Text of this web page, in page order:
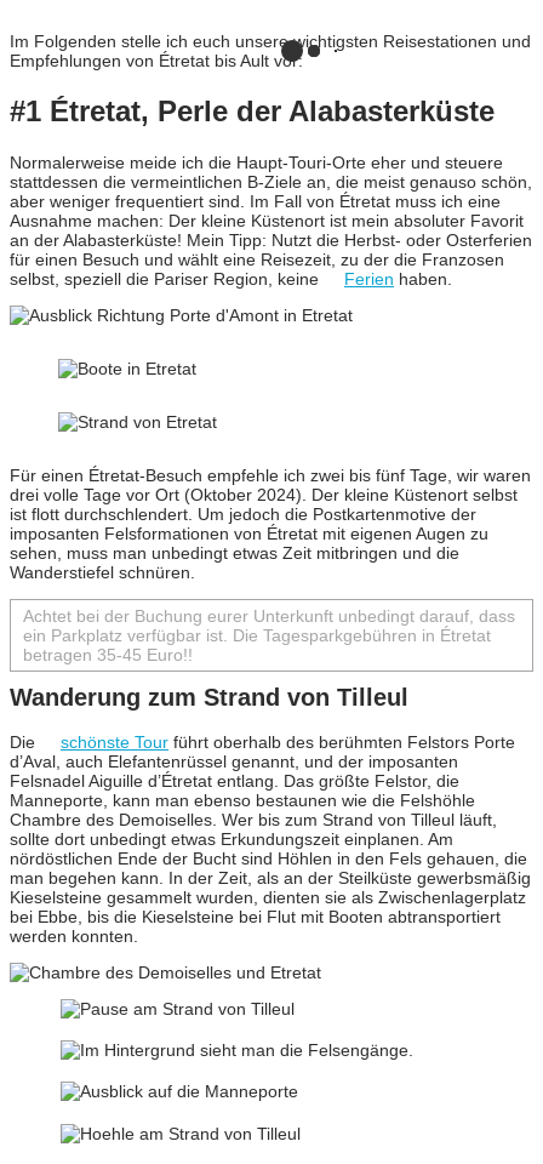
Im Folgenden stelle ich euch unsere wichtigsten Reisestationen und
Empfehlungen von Étretat bis Ault vor:
#1 Étretat, Perle der Alabasterküste
Normalerweise meide ich die Haupt-Touri-Orte eher und steuere
stattdessen die vermeintlichen B-Ziele an, die meist genauso schön,
aber weniger frequentiert sind. Im Fall von Étretat muss ich eine
Ausnahme machen: Der kleine Küstenort ist mein absoluter Favorit
an der Alabasterküste! Mein Tipp: Nutzt die Herbst- oder Osterferien
für einen Besuch und wählt eine Reisezeit, zu der die Franzosen
selbst, speziell die Pariser Region, keine
Ferien haben.
Für einen Étretat-Besuch empfehle ich zwei bis fünf Tage, wir waren
drei volle Tage vor Ort (Oktober 2024). Der kleine Küstenort selbst
ist flott durchschlendert. Um jedoch die Postkartenmotive der
imposanten Felsformationen von Étretat mit eigenen Augen zu
sehen, muss man unbedingt etwas Zeit mitbringen und die
Wanderstiefel schnüren.
Achtet bei der Buchung eurer Unterkunft unbedingt darauf, dass
ein Parkplatz verfügbar ist. Die Tagesparkgebühren in Étretat
betragen 35-45 Euro!!
Wanderung zum Strand von Tilleul
Die schönste Tour führt oberhalb des berühmten Felstors Porte
d’Aval, auch Elefantenrüssel genannt, und der imposanten
Felsnadel Aiguille d’Étretat entlang. Das größte Felstor, die
Manneporte, kann man ebenso bestaunen wie die Felshöhle
Chambre des Demoiselles. Wer bis zum Strand von Tilleul läuft,
sollte dort unbedingt etwas Erkundungszeit einplanen. Am
nördöstlichen Ende der Bucht sind Höhlen in den Fels gehauen, die
man begehen kann. In der Zeit, als an der Steilküste gewerbsmäßig
Kieselsteine gesammelt wurden, dienten sie als Zwischenlagerplatz
bei Ebbe, bis die Kieselsteine bei Flut mit Booten abtransportiert
werden konnten.